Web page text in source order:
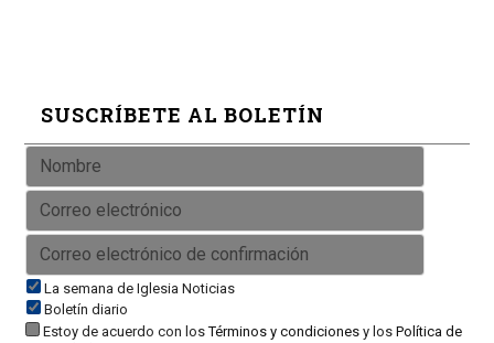
SUSCRÍBETE AL BOLETÍN
La semana de Iglesia Noticias
Boletín diario
Estoy de acuerdo con losTérminos y condicionesy los Política de